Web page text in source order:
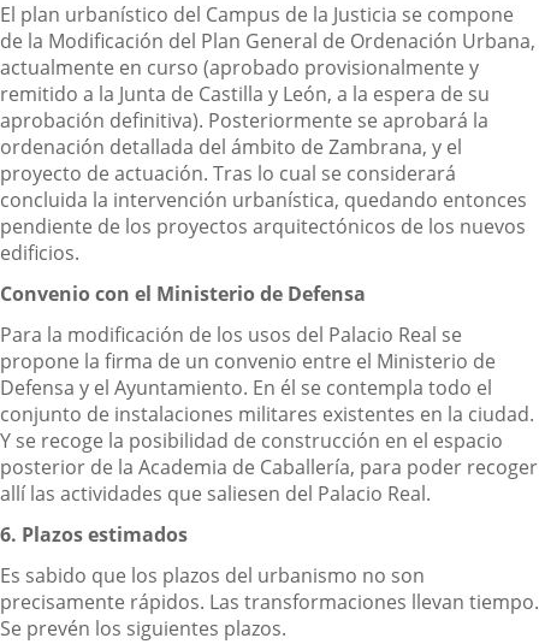
El plan urbanístico del Campus de la Justicia se compone
de la Modificación del Plan General de Ordenación Urbana,
actualmente en curso (aprobado provisionalmente y
remitido a la Junta de Castilla y León, a la espera de su
aprobación definitiva). Posteriormente se aprobará la
ordenación detallada del ámbito de Zambrana, y el
proyecto de actuación. Tras lo cual se considerará
concluida la intervención urbanística, quedando entonces
pendiente de los proyectos arquitectónicos de los nuevos
edificios.
Convenio con el Ministerio de Defensa
Para la modificación de los usos del Palacio Real se
propone la firma de un convenio entre el Ministerio de
Defensa y el Ayuntamiento. En él se contempla todo el
conjunto de instalaciones militares existentes en la ciudad.
Y se recoge la posibilidad de construcción en el espacio
posterior de la Academia de Caballería, para poder recoger
allí las actividades que saliesen del Palacio Real.
6. Plazos estimados
Es sabido que los plazos del urbanismo no son
precisamente rápidos. Las transformaciones llevan tiempo.
Se prevén los siguientes plazos.